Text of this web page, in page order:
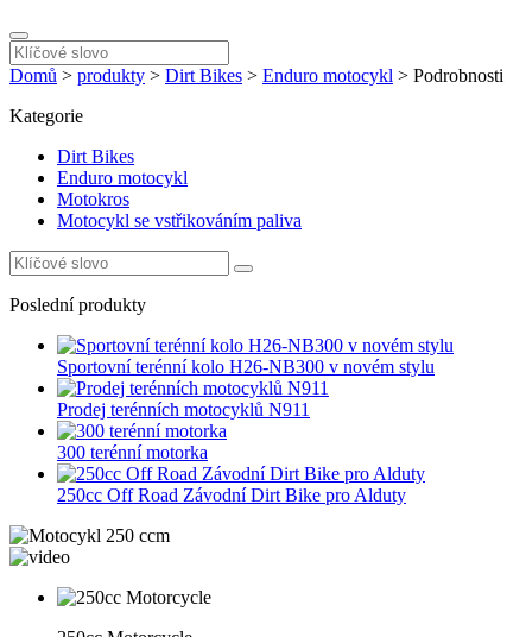
Domů > produkty > Dirt Bikes > Enduro motocykl > Podrobnosti
Kategorie
Dirt Bikes
Enduro motocykl
Motokros
Motocykl se vstřikováním paliva
Poslední produkty
Sportovní terénní kolo H26-NB300 v novém stylu
Prodej terénních motocyklů N911
300 terénní motorka
250cc Off Road Závodní Dirt Bike pro Alduty